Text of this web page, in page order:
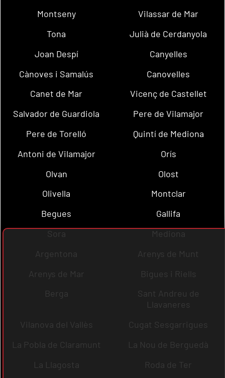
Montseny
Vilassar de Mar
Tona
Julià de Cerdanyola
Joan Despí
Canyelles
Cànoves i Samalús
Canovelles
Canet de Mar
Vicenç de Castellet
Salvador de Guardiola
Pere de Vilamajor
Pere de Torelló
Quintí de Mediona
Antoni de Vilamajor
Orís
Olvan
Olost
Olivella
Montclar
Begues
Gallifa
Sora
Mediona
Argentona
Arenys de Munt
Arenys de Mar
Bigues i Riells
Berga
Sant Andreu de
Llavaneres
Vilanova del Vallès
Cugat Sesgarrigues
La Pobla de Claramunt
La Nou de Berguedà
La Llagosta
Roda de Ter